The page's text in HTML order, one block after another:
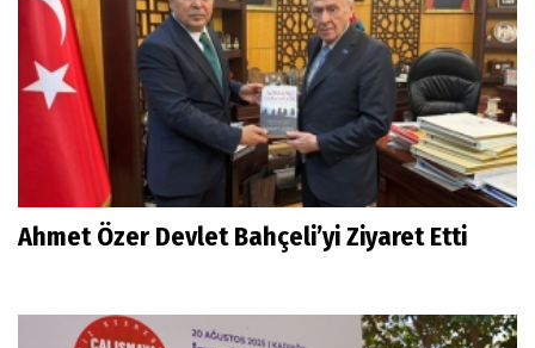
Ahmet Özer Devlet Bahçeli’yi Ziyaret Etti